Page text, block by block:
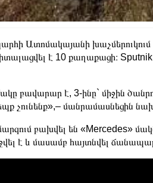
Ատոմակայանի խաչմերուկում
է 10 քաղաքացի։
բավարար է, 3-ինը` միջին
չունենք»,– մանրամասնեցին
բախվել են «Mercedes»
է և մասամբ հայտնվել